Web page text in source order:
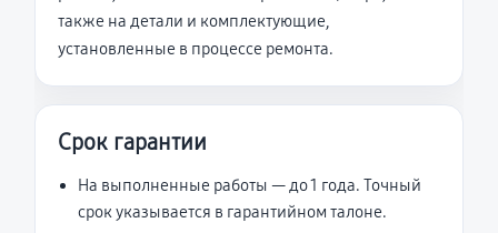
также на детали и комплектующие,
установленные в процессе ремонта.
Срок гарантии
На выполненные работы — до 1 года. Точный
срок указывается в гарантийном талоне.